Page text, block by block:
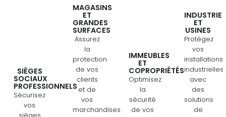
SIÈGES
SOCIAUX
PROFESSIONNELS
Sécurisez
vos
MAGASINS
ET
GRANDES
SURFACES
Assurez
la
protection
de vos
clients
et de
vos
marchandises
IMMEUBLES
ET
COPROPRIÉTÉS
Optimisez
la
sécurité
de vos
INDUSTRIE
ET
USINES
Protégez
vos
installations
industrielles
avec
des
solutions
de